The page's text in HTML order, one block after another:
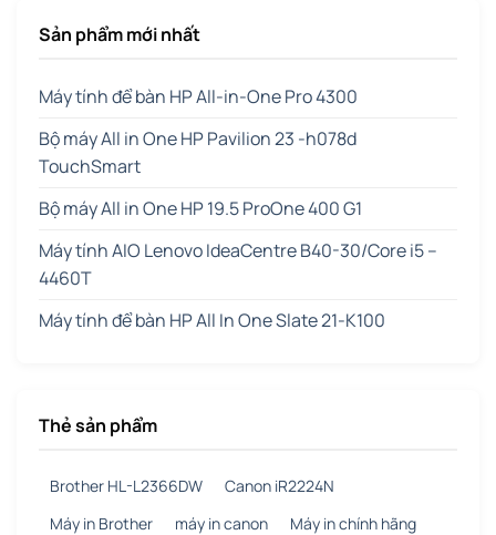
Sản phẩm mới nhất
Máy tính để bàn HP All-in-One Pro 4300
Bộ máy All in One HP Pavilion 23 -h078d
TouchSmart
Bộ máy All in One HP 19.5 ProOne 400 G1
Máy tính AIO Lenovo IdeaCentre B40-30/Core i5 –
4460T
Máy tính để bàn HP All In One Slate 21-K100
Thẻ sản phẩm
Brother HL-L2366DW
Canon iR2224N
Máy in Brother
máy in canon
Máy in chính hãng